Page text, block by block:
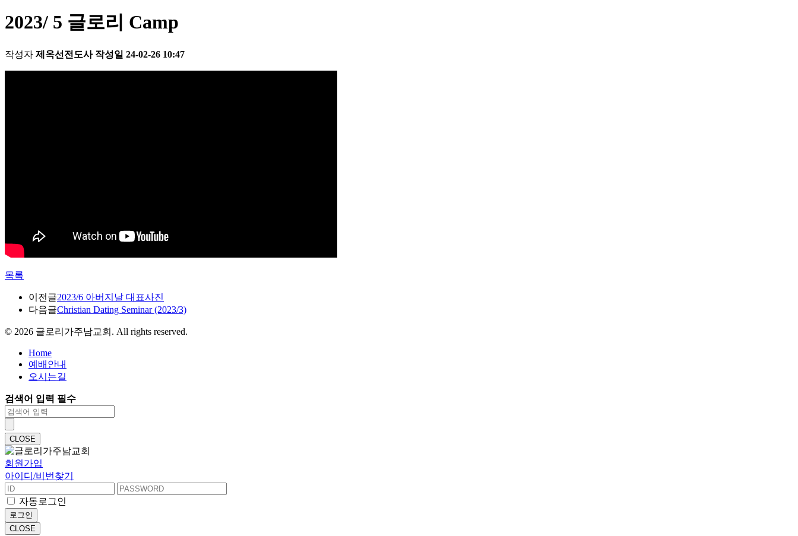
2023/ 5 글로리 Camp
작성자 제옥선전도사 작성일 24-02-26 10:47
목록
이전글2023/6 아버지날 대표사진
다음글Christian Dating Seminar (2023/3)
© 2026 글로리가주남교회. All rights reserved.
Home
예배안내
오시는길
검색어 입력 필수
CLOSE
회원가입
아이디/비번찾기
자동로그인
로그인
CLOSE